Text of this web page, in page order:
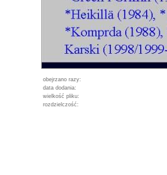
obejrzano razy:
data dodania:
wielkość pliku:
rozdzielczość: